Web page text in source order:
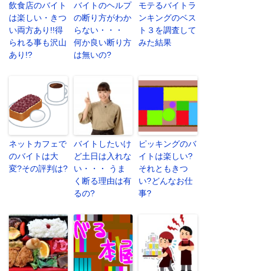
飲食店のバイト
は楽しい・きつ
い両方あり!!得
られる事も沢山
あり!?
バイトのヘルプ
の断り方がわか
らない・・・
何か良い断り方
は無いの?
モテるバイトラ
ンキングのベス
ト３を調査して
みた結果
ネットカフェで
のバイトは大
変?その評判は?
バイトしたいけ
ど土日は入れな
い・・・ うま
く断る理由は有
るの?
ピッキングのバ
イトは楽しい?
それともきつ
い?どんなお仕
事?